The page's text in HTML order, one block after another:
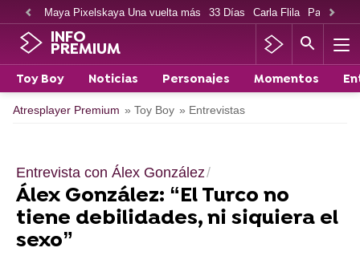
Maya Pixelskaya Una vuelta más 33 Días Carla Flila Paco
INFO
PREMIUM
Toy Boy Noticias Personajes Momentos
Atresplayer Premium » Toy Boy » Entrevistas
Entrevista con Álex González
Álex González: “El Turco no
tiene debilidades, ni siquiera el
sexo”